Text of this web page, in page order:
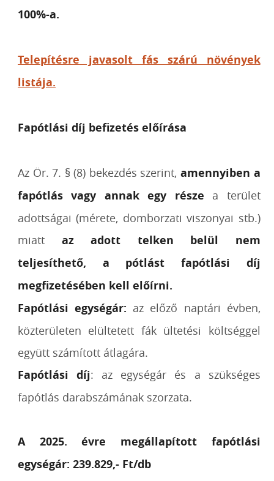
100%-a.
Telepítésre javasolt fás szárú növények
listája.
Fapótlási díj befizetés előírása
Az Ör. 7. § (8) bekezdés szerint,amennyiben a
fapótlás vagy annak egy része a terület
adottságai (mérete, domborzati viszonyai stb.)
miatt az adott telken belül nem
teljesíthető, a pótlást fapótlási díj
megfizetésében kell előírni.
Fapótlási egységár: az előző naptári évben,
közterületen elültetett fák ültetési költséggel
együtt számított átlagára.
Fapótlási díj: az egységár és a szükséges
fapótlás darabszámának szorzata.
A 2025. évre megállapított fapótlási
egységár: 239.829,- Ft/db